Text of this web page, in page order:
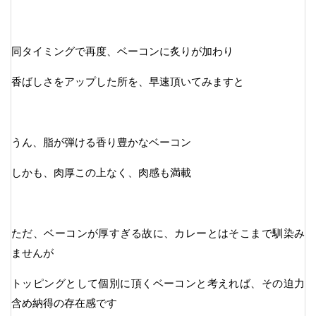
同タイミングで再度、ベーコンに炙りが加わり
香ばしさをアップした所を、早速頂いてみますと
うん、脂が弾ける香り豊かなベーコン
しかも、肉厚この上なく、肉感も満載
ただ、ベーコンが厚すぎる故に、カレーとはそこまで馴染み
ませんが
トッピングとして個別に頂くベーコンと考えれば、その迫力
含め納得の存在感です